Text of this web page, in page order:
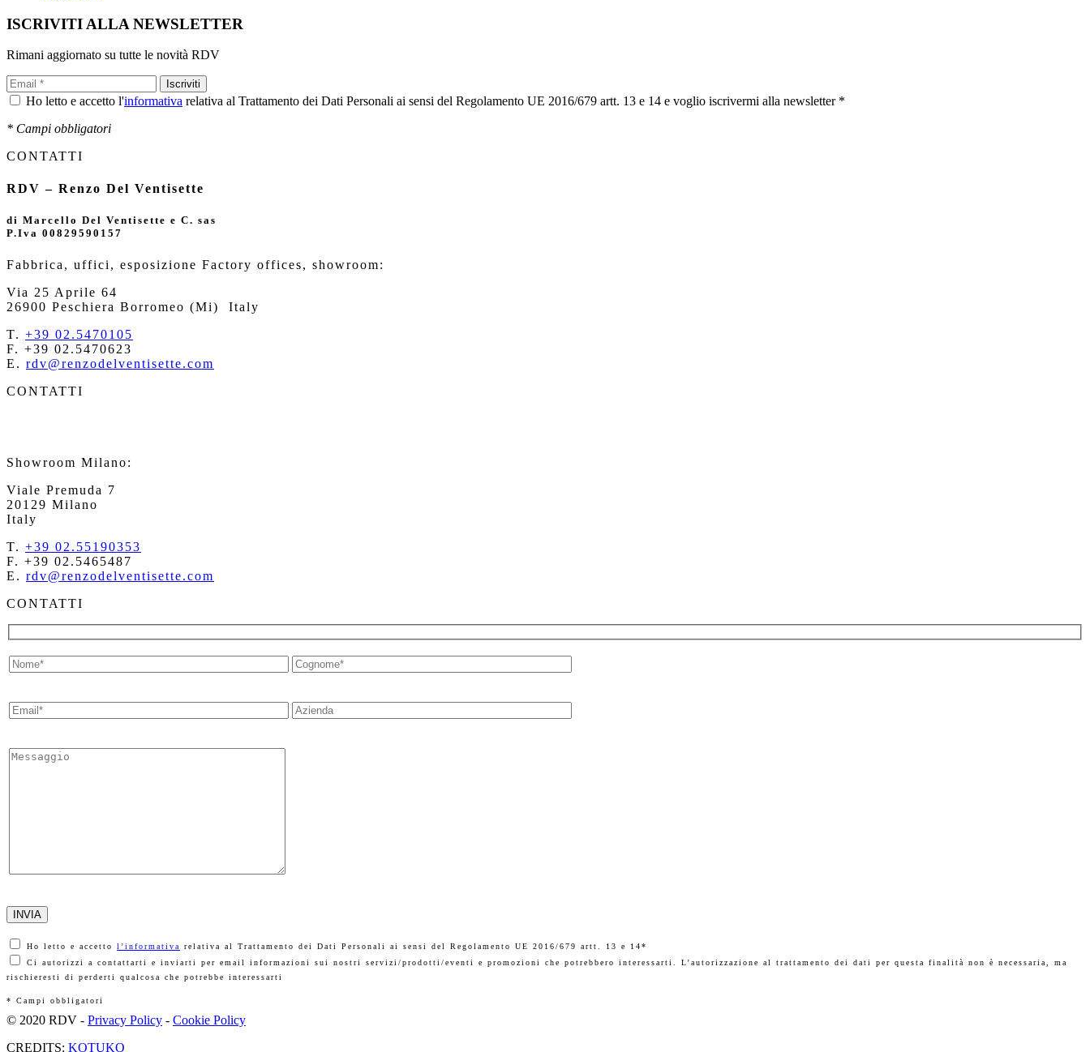
ISCRIVITI ALLA NEWSLETTER
Rimani aggiornato su tutte le novità RDV
Ho letto e accetto l'informativa relativa al Trattamento dei Dati Personali ai sensi del Regolamento UE 2016/679 artt. 13 e 14 e voglio iscrivermi alla newsletter *
* Campi obbligatori
CONTATTI
RDV – Renzo Del Ventisette
di Marcello Del Ventisette e C. sas
P.Iva 00829590157
Fabbrica, uffici, esposizione Factory offices, showroom:
Via 25 Aprile 64
26900 Peschiera Borromeo (Mi)
Italy
T. +39 02.5470105
F. +39 02.5470623
E. rdv@renzodelventisette.com
CONTATTI
Showroom Milano:
Viale Premuda 7
20129 Milano
Italy
T. +39 02.55190353
F. +39 02.5465487
E. rdv@renzodelventisette.com
CONTATTI
Ho letto e accetto l’informativa
relativa al Trattamento dei Dati Personali ai sensi del Regolamento UE 2016/679 artt. 13 e 14*
Ci autorizzi a contattarti e inviarti per email informazioni sui nostri servizi/prodotti/eventi e promozioni che potrebbero interessarti. L’autorizzazione al trattamento dei dati per questa finalità non è necessaria, ma
rischieresti di perderti qualcosa che potrebbe interessarti
* Campi obbligatori
© 2020 RDV - Privacy Policy - Cookie Policy
CREDITS: KOTUKO